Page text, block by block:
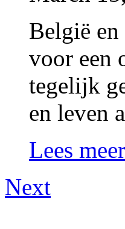
België en
voor een
tegelijk
en leven
Lees meer
Next